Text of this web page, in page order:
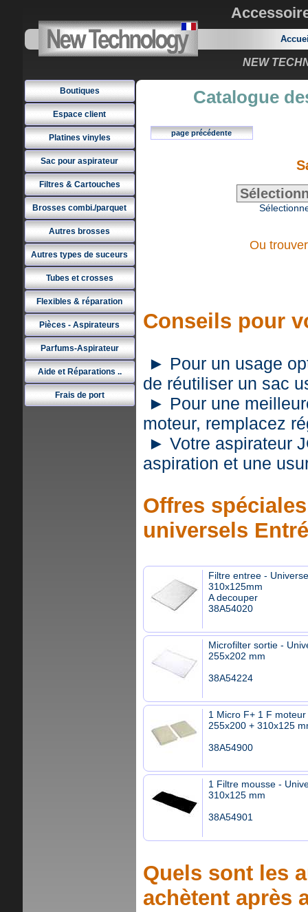
NEW
Boutiques
Espace client
Platines vinyles
Sac pour aspirateur
Filtres & Cartouches
Brosses combi./parquet
Autres brosses
Autres types de suceurs
Tubes et crosses
Flexibles & réparation
Pièces - Aspirateurs
Parfums-Aspirateur
Aide et Réparations ..
Frais de port
Catalogue
page précédente
Ou
Conseils pour
► Pour un usage
de réutiliser un sac
► Pour une
moteur, remplacez
► Votre aspirateur
aspiration et une
Offres
universels
Filtre entree -
310x125mm
A decouper
38A54020
Microfilter sortie -
255x202 mm
38A54224
1 Micro F+ 1 F
255x200 + 310x125
38A54900
1 Filtre mousse -
310x125 mm
38A54901
Quels sont les
achètent après